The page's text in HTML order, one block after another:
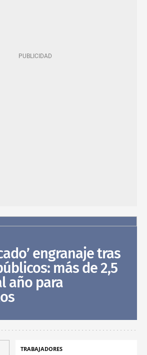
engranaje tras
más de 2,5
año para
TRABAJADORES